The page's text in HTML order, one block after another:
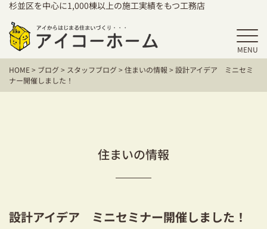
杉並区を中心に1,000棟以上の施工実績をもつ工務店
MENU
HOME
アイコーホームの家づくり
保証／アフターサポート
二世帯住宅をお考えの方
HOME> ブログ> スタッフブログ>住まいの情報 >設計アイデア ミニセミ
ナー開催しました！
住まいの情報
設計アイデア ミニセミナー開催しました！